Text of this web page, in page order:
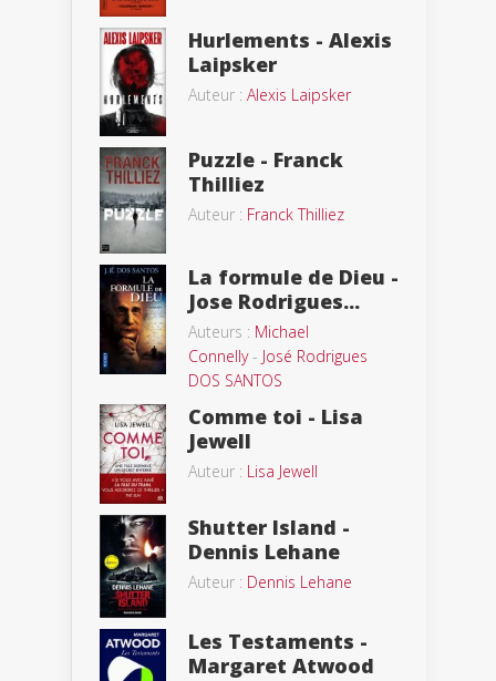
Hurlements - Alexis
Laipsker
Auteur : Alexis Laipsker
Puzzle - Franck
Thilliez
Auteur : Franck Thilliez
La formule de Dieu -
Jose Rodrigues...
Auteurs : Michael
Connelly- José Rodrigues
DOS SANTOS
Comme toi - Lisa
Jewell
Auteur : Lisa Jewell
Shutter Island -
Dennis Lehane
Auteur : Dennis Lehane
Les Testaments -
Margaret Atwood